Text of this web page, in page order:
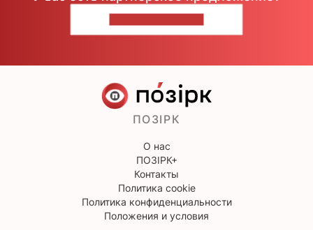
ПОЗІРК
О нас
ПОЗІРК+
Контакты
Политика cookie
Политика конфиденциальности
Положения и условия